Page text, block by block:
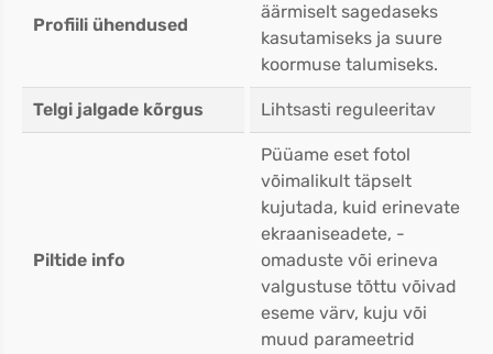
Profiili ühendused
äärmiselt sagedaseks
kasutamiseks ja suure
koormuse talumiseks.
Telgi jalgade kõrgus Lihtsasti reguleeritav
Piltide info
Püüame eset fotol
võimalikult täpselt
kujutada, kuid erinevate
ekraaniseadete, -
omaduste või erineva
valgustuse tõttu võivad
eseme värv, kuju või
muud parameetrid